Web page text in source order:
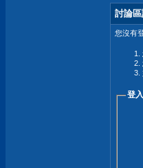
討論
您沒有
登入